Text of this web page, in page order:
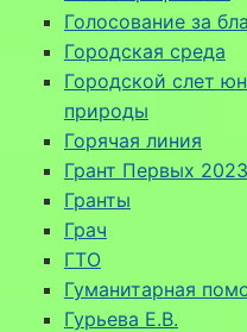
Голосование за
Городская среда
Городской слет
природы
Горячая линия
Грант Первых 2023
Гранты
Грач
ГТО
Гуманитарная
Гурьева Е.В.